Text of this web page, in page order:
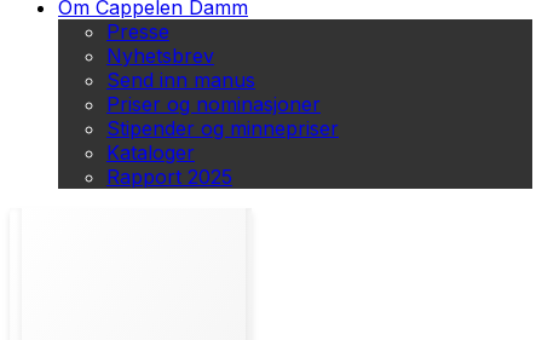
Om Cappelen Damm
Presse
Nyhetsbrev
Send inn manus
Priser og nominasjoner
Stipender og minnepriser
Kataloger
Rapport 2025